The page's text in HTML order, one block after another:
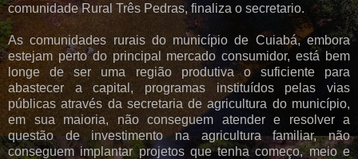
comunidade Rural Três Pedras, finaliza o secretario.
As comunidades rurais do município de Cuiabá, embora
estejam perto do principal mercado consumidor, está bem
longe de ser uma região produtiva o suficiente para
abastecer a capital, programas instituídos pelas vias
públicas através da secretaria de agricultura do município,
em sua maioria, não conseguem atender e resolver a
questão de investimento na agricultura familiar, não
conseguem implantar projetos que tenha começo, meio e